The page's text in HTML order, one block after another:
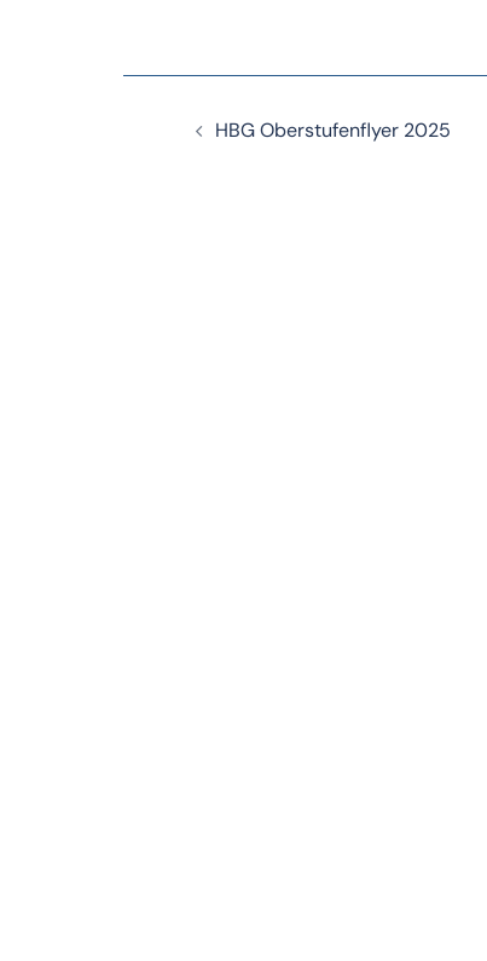
HBG Oberstufenflyer 2025